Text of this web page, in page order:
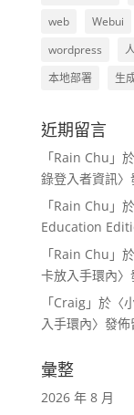
web
Webui
wordpress
本地部署
生
近期留言
「Rain Chu 」
錄登入者資訊〉
「Rain Chu 」
Education
「Rain Chu 」
卡放入手環內〉
「Craig」於〈
入手環內〉發佈
彙整
2026 年 8 月